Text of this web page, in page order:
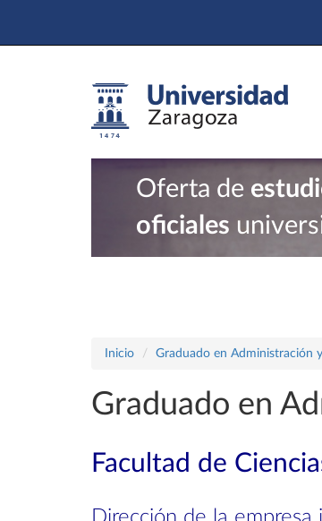
Oferta de
oficiales
Inicio Graduado en Administración
Graduado en
Facultad de